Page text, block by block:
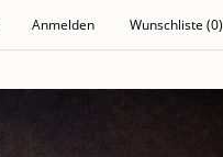
Anmelden Wunschliste (0)